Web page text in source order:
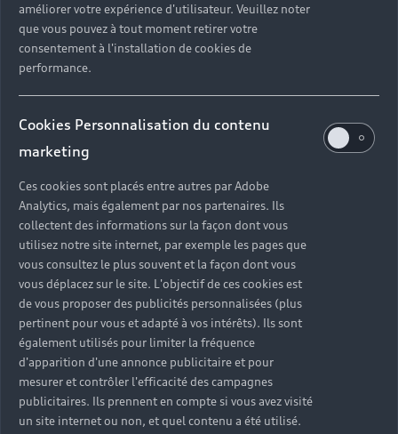
améliorer votre expérience d'utilisateur. Veuillez noter
que vous pouvez à tout moment retirer votre
consentement à l'installation de cookies de
performance.
Cookies Personnalisation du contenu
marketing
Ces cookies sont placés entre autres par Adobe
Analytics, mais également par nos partenaires. Ils
collectent des informations sur la façon dont vous
utilisez notre site internet, par exemple les pages que
vous consultez le plus souvent et la façon dont vous
vous déplacez sur le site. L'objectif de ces cookies est
de vous proposer des publicités personnalisées (plus
pertinent pour vous et adapté à vos intérêts). Ils sont
également utilisés pour limiter la fréquence
d'apparition d'une annonce publicitaire et pour
mesurer et contrôler l'efficacité des campagnes
publicitaires. Ils prennent en compte si vous avez visité
un site internet ou non, et quel contenu a été utilisé.